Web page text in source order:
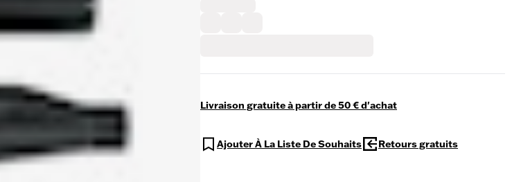
Livraison gratuite à partir de 50 € d'achat
Ajouter À La Liste De Souhaits Retours gratuits